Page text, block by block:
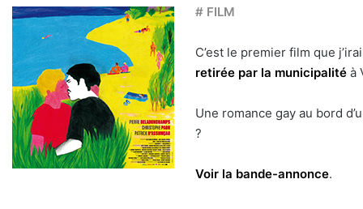
# FILM
C’est le premier film que
retirée par la municipalité à
Une romance gay au bord
?
Voir la bande-annonce.